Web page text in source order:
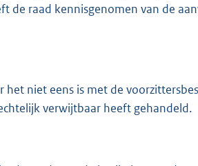
de raad kennisgenomen van de
niet eens is met de
verwijtbaar heeft gehandeld.